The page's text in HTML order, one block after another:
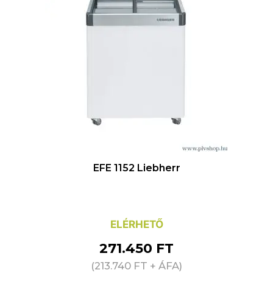
EFE 1152 Liebherr
ELÉRHETŐ
271.450 FT
(213.740 FT + ÁFA)